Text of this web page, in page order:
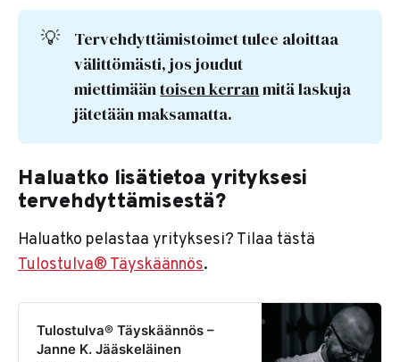
💡
Tervehdyttämistoimet tulee aloittaa
välittömästi, jos joudut
miettimääntoisen kerranmitä laskuja
jätetään maksamatta.
Haluatko lisätietoa yrityksesi
tervehdyttämisestä?
Haluatko pelastaa yrityksesi? Tilaa tästä
Tulostulva® Täyskäännös.
Tulostulva® Täyskäännös –
Janne K. Jääskeläinen